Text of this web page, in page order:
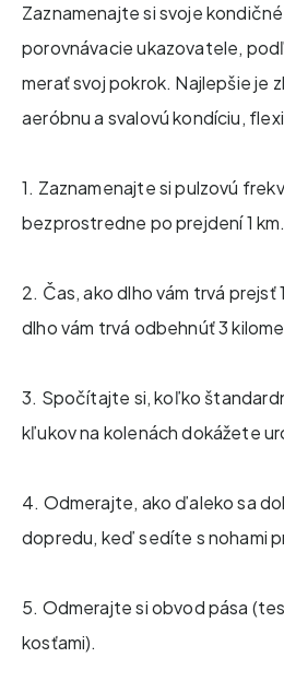
Zaznamenajte si svoje
porovnávacie ukazovatele,
merať svoj pokrok. Najlepšie je
aeróbnu a svalovú kondíciu,
1. Zaznamenajte si pulzovú
bezprostredne po prejdení 1 km.
2. Čas, ako dlho vám trvá prejsť
dlho vám trvá odbehnúť 3
3. Spočítajte si, koľko
kľukov na kolenách dokážete
4. Odmerajte, ako ďaleko sa
dopredu, keď sedíte s nohami
5. Odmerajte si obvod pása
kosťami).